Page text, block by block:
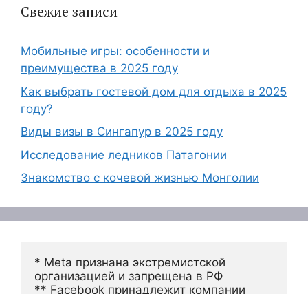
Свежие записи
Мобильные игры: особенности и
преимущества в 2025 году
Как выбрать гостевой дом для отдыха в 2025
году?
Виды визы в Сингапур в 2025 году
Исследование ледников Патагонии
Знакомство с кочевой жизнью Монголии
* Meta признана экстремистской
организацией и запрещена в РФ
** Facebook принадлежит компании